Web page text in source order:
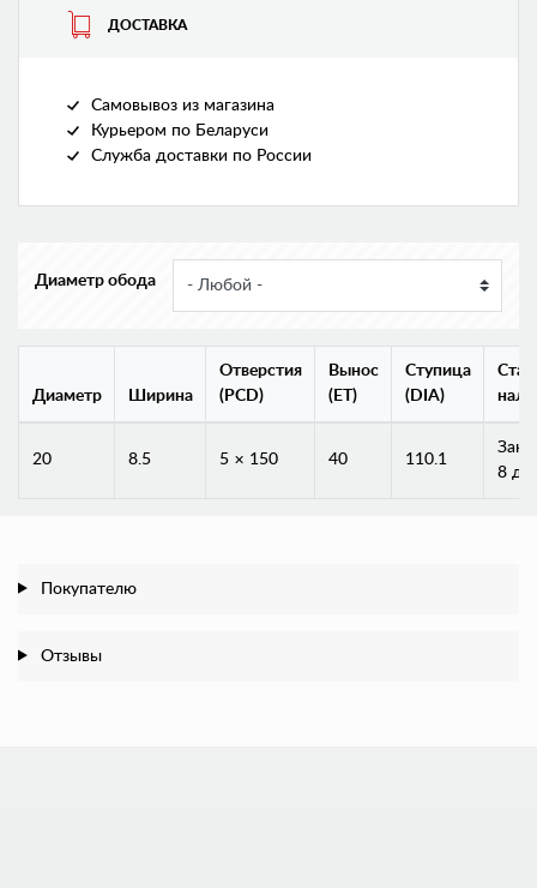
ДОСТАВКА
Самовывоз из магазина
Курьером по Беларуси
Служба доставки по России
Диаметр обода
Диаметр Ширина
Отверстия
(PCD)
Вынос
(ET)
Ступица
(DIA)
20 8.5 5 × 150 40 110.1
8
Покупателю
Отзывы